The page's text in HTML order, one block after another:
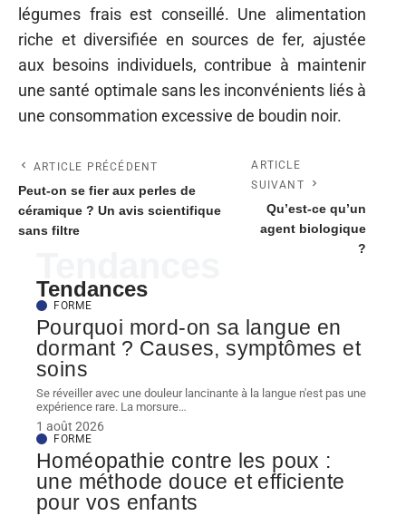
légumes frais est conseillé. Une alimentation
riche et diversifiée en sources de fer, ajustée
aux besoins individuels, contribue à maintenir
une santé optimale sans les inconvénients liés à
une consommation excessive de boudin noir.
ARTICLE PRÉCÉDENT
Peut-on se fier aux perles de
céramique ? Un avis scientifique
sans filtre
ARTICLE
SUIVANT
Qu’est-ce qu’un
agent biologique
?
Tendances
FORME
Pourquoi mord-on sa langue en
dormant ? Causes, symptômes et
soins
Se réveiller avec une douleur lancinante à la langue n'est pas une
expérience rare. La morsure…
1 août 2026
FORME
Homéopathie contre les poux :
une méthode douce et efficiente
pour vos enfants